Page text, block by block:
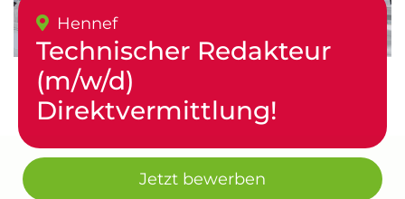
Hennef
Technischer Redakteur
(m/w/d)
Direktvermittlung!
Jetzt bewerben